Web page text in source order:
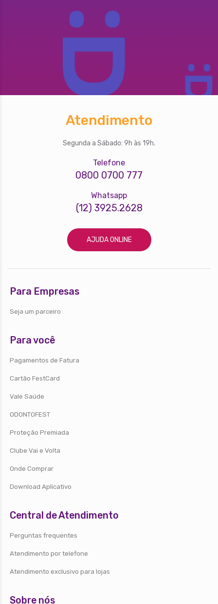
Atendimento
Segunda a Sábado: 9h às 19h.
Telefone
0800 0700 777
Whatsapp
(12) 3925.2628
AJUDA ONLINE
Para Empresas
Seja um parceiro
Para você
Pagamentos de Fatura
Cartão FestCard
Vale Saúde
ODONTOFEST
Proteção Premiada
Clube Vai e Volta
Onde Comprar
Download Aplicativo
Central de Atendimento
Perguntas frequentes
Atendimento por telefone
Atendimento exclusivo para lojas
Sobre nós